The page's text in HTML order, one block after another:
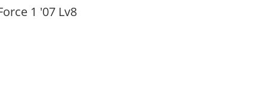
1 '07 Lv8